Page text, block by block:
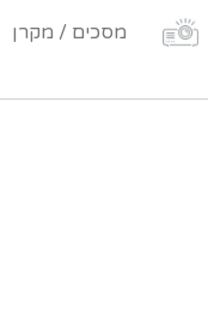
מסכים / מקרן